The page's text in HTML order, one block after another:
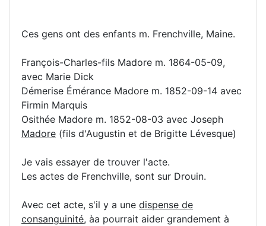
Ces gens ont des enfants m. Frenchville, Maine.
François-Charles-fils Madore m. 1864-05-09,
avec Marie Dick
Démerise Émérance Madore m. 1852-09-14 avec
Firmin Marquis
Osithée Madore m. 1852-08-03 avec Joseph
Madore (fils d'Augustin et de Brigitte Lévesque)
Je vais essayer de trouver l'acte.
Les actes de Frenchville, sont sur Drouin.
Avec cet acte, s'il y a une dispense de
consanguinité, àa pourrait aider grandement à